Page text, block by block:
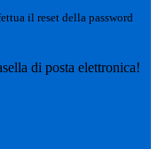
il reset della password
di posta elettronica!